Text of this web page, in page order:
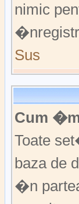
nimic
Sus
Cum
Toate
baza de
�n